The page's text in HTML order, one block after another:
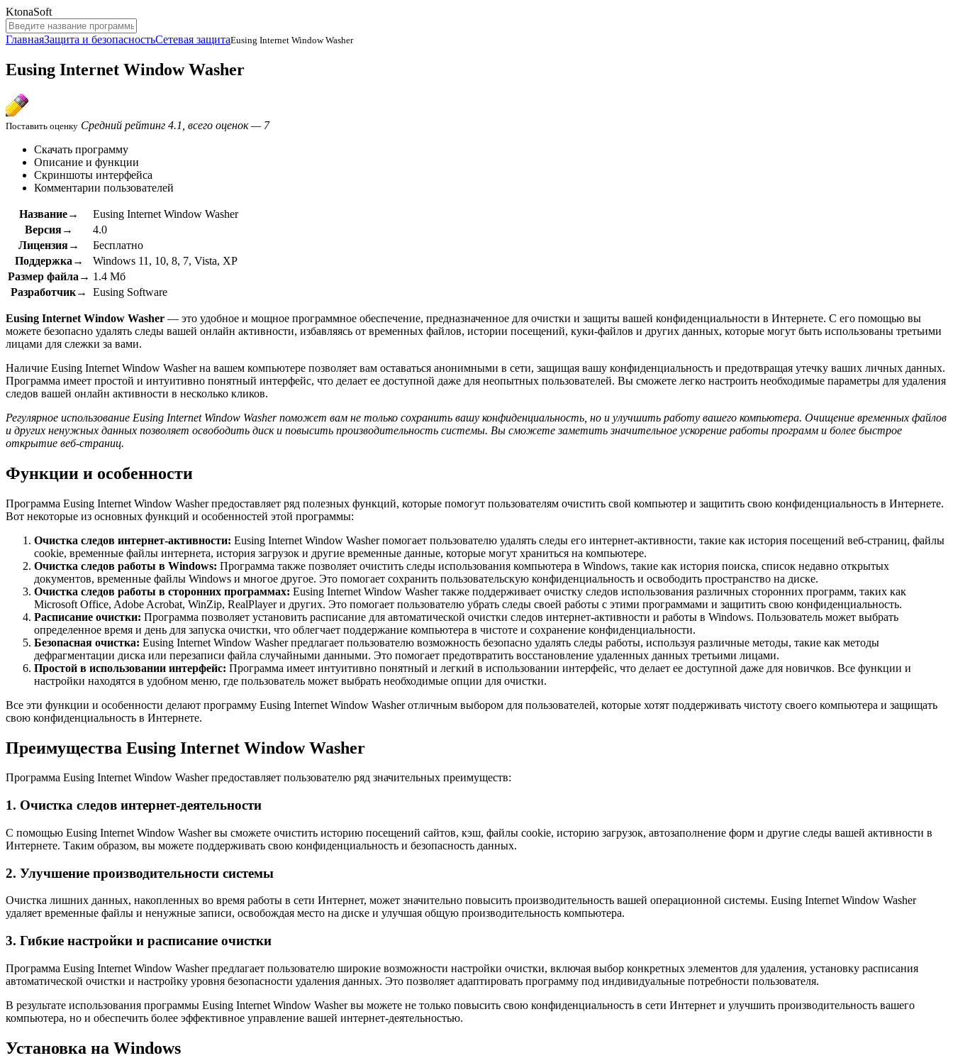
KtonaSoft
ГлавнаяЗащита и безопасностьСетевая защитаEusing Internet Window Washer
Eusing Internet Window Washer
Поставить оценку Средний рейтинг 4.1, всего оценок — 7
Скачать программу
Описание и функции
Скриншоты интерфейса
Комментарии пользователей
Название→
Eusing Internet Window Washer
Версия→
4.0
Лицензия→
Бесплатно
Поддержка→
Windows 11, 10, 8, 7, Vista, XP
Размер файла→ 1.4 Мб
Разработчик→
Eusing Software
Eusing Internet Window Washer — это удобное и мощное программное обеспечение, предназначенное для очистки и защиты вашей конфиденциальности в Интернете. С его помощью вы
можете безопасно удалять следы вашей онлайн активности, избавляясь от временных файлов, истории посещений, куки-файлов и других данных, которые могут быть использованы третьими
лицами для слежки за вами.
Наличие Eusing Internet Window Washer на вашем компьютере позволяет вам оставаться анонимными в сети, защищая вашу конфиденциальность и предотвращая утечку ваших личных данных.
Программа имеет простой и интуитивно понятный интерфейс, что делает ее доступной даже для неопытных пользователей. Вы сможете легко настроить необходимые параметры для удаления
следов вашей онлайн активности в несколько кликов.
Регулярное использование Eusing Internet Window Washer поможет вам не только сохранить вашу конфиденциальность, но и улучшить работу вашего компьютера. Очищение временных файлов
и других ненужных данных позволяет освободить диск и повысить производительность системы. Вы сможете заметить значительное ускорение работы программ и более быстрое
открытие веб-страниц.
Функции и особенности
Программа Eusing Internet Window Washer предоставляет ряд полезных функций, которые помогут пользователям очистить свой компьютер и защитить свою конфиденциальность в Интернете.
Вот некоторые из основных функций и особенностей этой программы:
Очистка следов интернет-активности: Eusing Internet Window Washer помогает пользователю удалять следы его интернет-активности, такие как история посещений веб-страниц, файлы
cookie, временные файлы интернета, история загрузок и другие временные данные, которые могут храниться на компьютере.
Очистка следов работы в Windows: Программа также позволяет очистить следы использования компьютера в Windows, такие как история поиска, список недавно открытых
документов, временные файлы Windows и многое другое. Это помогает сохранить пользовательскую конфиденциальность и освободить пространство на диске.
Очистка следов работы в сторонних программах: Eusing Internet Window Washer также поддерживает очистку следов использования различных сторонних программ, таких как
Microsoft Office, Adobe Acrobat, WinZip, RealPlayer и других. Это помогает пользователю убрать следы своей работы с этими программами и защитить свою конфиденциальность.
Расписание очистки: Программа позволяет установить расписание для автоматической очистки следов интернет-активности и работы в Windows. Пользователь может выбрать
определенное время и день для запуска очистки, что облегчает поддержание компьютера в чистоте и сохранение конфиденциальности.
Безопасная очистка: Eusing Internet Window Washer предлагает пользователю возможность безопасно удалять следы работы, используя различные методы, такие как методы
дефрагментации диска или перезаписи файла случайными данными. Это помогает предотвратить восстановление удаленных данных третьими лицами.
Простой в использовании интерфейс: Программа имеет интуитивно понятный и легкий в использовании интерфейс, что делает ее доступной даже для новичков. Все функции и
настройки находятся в удобном меню, где пользователь может выбрать необходимые опции для очистки.
Все эти функции и особенности делают программу Eusing Internet Window Washer отличным выбором для пользователей, которые хотят поддерживать чистоту своего компьютера и защищать
свою конфиденциальность в Интернете.
Преимущества Eusing Internet Window Washer
Программа Eusing Internet Window Washer предоставляет пользователю ряд значительных преимуществ:
1. Очистка следов интернет-деятельности
С помощью Eusing Internet Window Washer вы сможете очистить историю посещений сайтов, кэш, файлы cookie, историю загрузок, автозаполнение форм и другие следы вашей активности в
Интернете. Таким образом, вы можете поддерживать свою конфиденциальность и безопасность данных.
2. Улучшение производительности системы
Очистка лишних данных, накопленных во время работы в сети Интернет, может значительно повысить производительность вашей операционной системы. Eusing Internet Window Washer
удаляет временные файлы и ненужные записи, освобождая место на диске и улучшая общую производительность компьютера.
3. Гибкие настройки и расписание очистки
Программа Eusing Internet Window Washer предлагает пользователю широкие возможности настройки очистки, включая выбор конкретных элементов для удаления, установку расписания
автоматической очистки и настройку уровня безопасности удаления данных. Это позволяет адаптировать программу под индивидуальные потребности пользователя.
В результате использования программы Eusing Internet Window Washer вы можете не только повысить свою конфиденциальность в сети Интернет и улучшить производительность вашего
компьютера, но и обеспечить более эффективное управление вашей интернет-деятельностью.
Установка на Windows